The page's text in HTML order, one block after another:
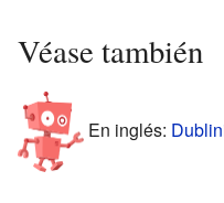
Véase también
En inglés: